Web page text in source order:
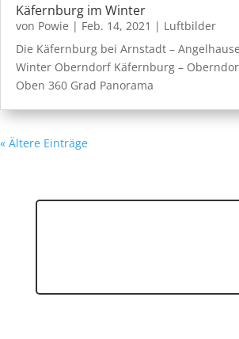
Käfernburg im Winter
von Powie | Feb. 14, 2021 | Luftbilder
Die Käfernburg bei Arnstadt –
Winter Oberndorf Käfernburg –
Oben 360 Grad Panorama
« Ältere Einträge